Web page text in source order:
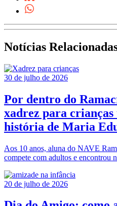
Notícias
30 de julho de 2026
Por dentro do
xadrez para
história de Maria
Aos 10 anos, aluna do NAVE
compete com adultos e
20 de julho de 2026